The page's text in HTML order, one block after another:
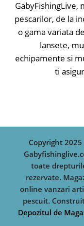
pescarilor, de la
o gama variata
lansete,
echipamente si
ti
Copyright
toate
rezervate.
online vanzari
pescuit.
Depozitul de